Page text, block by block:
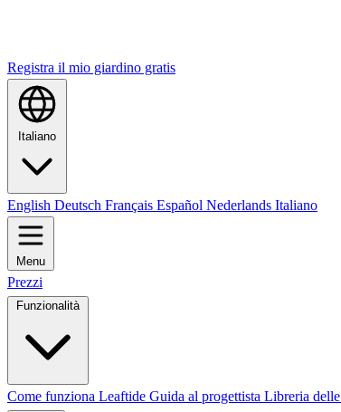
Registra il mio giardino gratis
Italiano
English Deutsch Français Español Nederlands Italiano
Menu
Prezzi
Funzionalità
Come funziona Leaftide Guida al progettista Libreria